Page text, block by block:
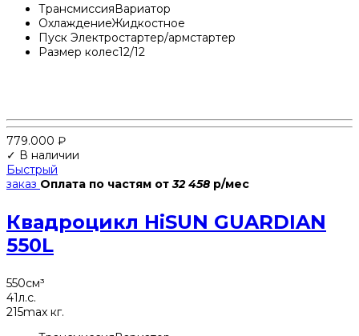
ТрансмиссияВариатор
ОхлаждениеЖидкостное
Пуск Электростартер/армстартер
Размер колес12/12
779.000 ₽
✓ В наличии
Быстрый
заказ Оплата по частям от32 458 р/мес
Квадроцикл HiSUN GUARDIAN
550L
550см³
41л.с.
215max кг.